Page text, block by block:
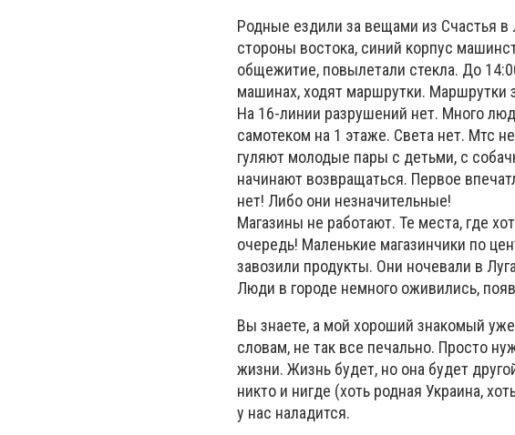
Родные ездили за вещами из Счастья в
стороны востока, синий корпус
общежитие, повылетали стекла. До
машинах, ходят маршрутки. Маршрутки
На 16-линии разрушений нет. Много
самотеком на 1 этаже. Света нет. Мтс
гуляют молодые пары с детьми, с
начинают возвращаться. Первое
нет! Либо они незначительные!
Магазины не работают. Те места, где
очередь! Маленькие магазинчики по
завозили продукты. Они ночевали в
Люди в городе немного оживились,
Вы знаете, а мой хороший знакомый
словам, не так все печально. Просто
жизни. Жизнь будет, но она будет
никто и нигде (хоть родная Украина,
у нас наладится.